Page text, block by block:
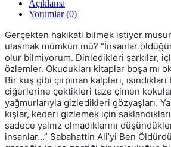
Açıklama
Yorumlar (0)
Gerçekten hakikati bilmek istiyor
ulasmak mümkün mü? “İnsanlar
olur bilmiyorum. Dinledikleri şarkılar,
özlemler. Okudukları kitaplar boşa mı
Bir kuş gibi çırpınan kalpleri,
ciğerlerine çektikleri taze çimen
yağmurlarıyla gizledikleri gözyaşları.
kışlar, kederi gizlemek için
sadece yalnız olmadıklarını
insanlar…” Sabahattin Ali’yi Ben